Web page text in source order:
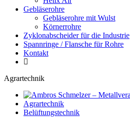
Gebläserohre
Gebläserohre mit Wulst
Körnerrohre
Zyklonabscheider für die Industrie
Spannringe / Flansche für Rohre
Kontakt
Agrartechnik
Agrartechnik
Belüftungstechnik